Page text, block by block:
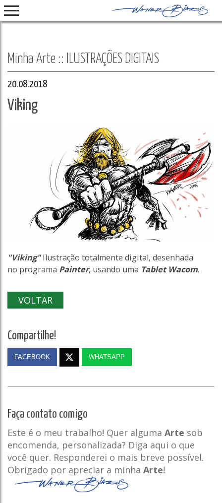
Minha Arte :: ILUSTRAÇÕES DIGITAIS
20.08.2018
Viking
"Viking" Ilustração totalmente digital, desenhada
no programa Painter, usando uma Tablet Wacom.
VOLTAR
Compartilhe!
FACEBOOK WHATSAPP
Faça contato comigo
Este é o meu trabalho! Quer alguma Arte sob
encomenda, personalizada? Diga aqui o que
você quer. Responderei o mais breve possível.
Obrigado por apreciar a minha Arte!
Select Language